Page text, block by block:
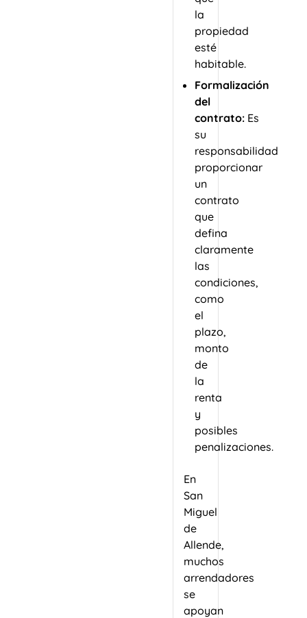
la
propiedad
esté
habitable.
Formalización
del
contrato:Es
su
responsabilidad
proporcionar
un
contrato
que
defina
claramente
las
condiciones,
como
el
plazo,
monto
de
la
renta
y
posibles
penalizaciones.
En
San
Miguel
de
Allende,
muchos
arrendadores
se
apoyan